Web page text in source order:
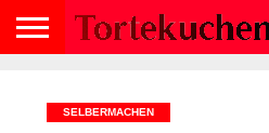
SELBERMACHEN